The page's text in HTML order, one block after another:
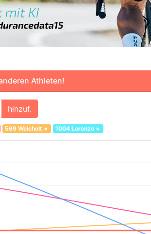
Athleten!
hinzuf.
569 Weichelt× 1004 Lorenzo ×